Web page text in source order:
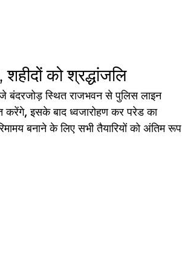
को श्रद्धांजलि
बंदरजोड़ स्थित राजभवन से पुलिस लाइन
करेंगे, इसके बाद ध्वजारोहण कर परेड का
बनाने के लिए सभी तैयारियों को अंतिम रूप